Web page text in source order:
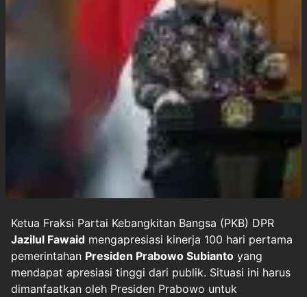
Ketua Fraksi Partai Kebangkitan Bangsa (PKB) DPR
Jazilul Fawaid mengapresiasi kinerja 100 hari pertama
pemerintahan Presiden Prabowo Subianto yang
mendapat apresiasi tinggi dari publik. Situasi ini harus
dimanfaatkan oleh Presiden Prabowo untuk